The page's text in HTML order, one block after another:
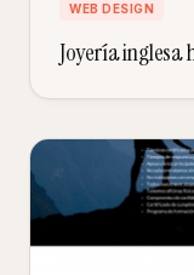
WEB DESIGN
Joyería